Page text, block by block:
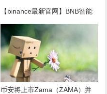
【binance最新官网】BNB智能
链交易竞赛：在币安Alpha平台
交易FIGHT、BSU和MERL，分
享60万美元等值奖励
币安将上市Zama（ZAMA）并